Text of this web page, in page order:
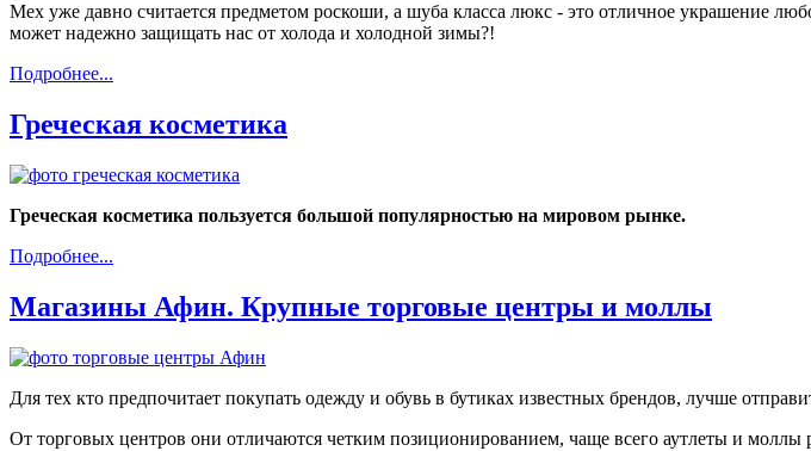
Мех уже давно считается предметом роскоши, а шуба класса люкс - это отличное украшение
может надежно защищать нас от холода и холодной зимы?!
Подробнее...
Греческая косметика
Греческая косметика пользуется большой популярностью на мировом рынке.
Подробнее...
Магазины Афин. Крупные торговые центры и моллы
Для тех кто предпочитает покупать одежду и обувь в бутиках известных брендов, лучше
От торговых центров они отличаются четким позиционированием, чаще всего аутлеты и